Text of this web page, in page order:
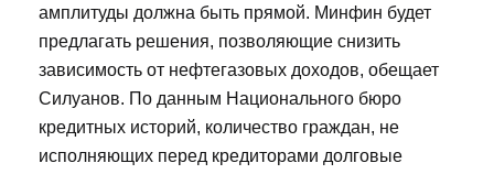
амплитуды должна быть прямой. Минфин будет
предлагать решения, позволяющие снизить
зависимость от нефтегазовых доходов, обещает
Силуанов. По данным Национального бюро
кредитных историй, количество граждан, не
исполняющих перед кредиторами долговые